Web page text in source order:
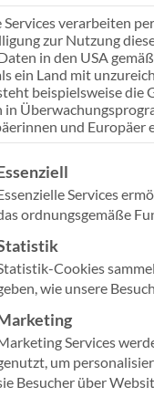
Behörden &
Kirche &
Services verarbeiten
zur Nutzung
in den USA
ein Land mit
beispielsweise die
in
und Europäer
eine Liste der
Services
ordnungsgemäße
Cookies
wie unsere
Services
um
Besucher über